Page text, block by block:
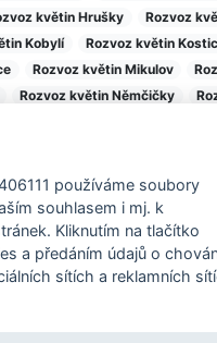
květin Hrušky Rozvoz
Kobylí Rozvoz květin
Rozvoz květin Mikulov
Rozvoz květin Němčičky
květin Zaječí
Zákaznický servis
+420 576 576
používáme soubory
souhlasem i mj. k
Kliknutím na tlačítko
a předáním údajů o
sítích a reklamních